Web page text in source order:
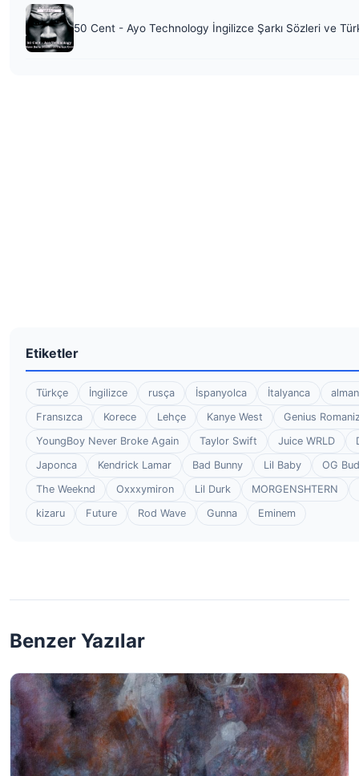
50 Cent - Ayo Technology İngilizce Şarkı Sözleri ve
Etiketler
Türkçe İngilizce rusça İspanyolca İtalyanca
Fransızca
Korece Lehçe Kanye West
Genius
YoungBoy Never Broke Again
Taylor Swift Juice WRLD
Japonca
Kendrick Lamar Bad Bunny Lil Baby
OG
The Weeknd
Oxxxymiron Lil Durk
MORGENSHTERN
kizaru
Future Rod Wave Gunna Eminem
Benzer Yazılar